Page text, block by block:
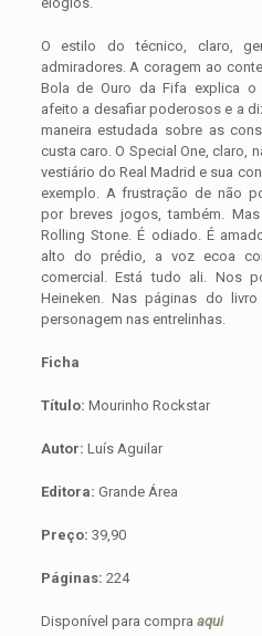
O estilo do técnico, claro,
admiradores. A coragem ao
Bola de Ouro da Fifa explica o
afeito a desafiar poderosos e a
maneira estudada sobre as
custa caro. O Special One, claro,
vestiário do Real Madrid e sua
exemplo. A frustração de não
por breves jogos, também.
Rolling Stone. É odiado. É
alto do prédio, a voz ecoa
comercial. Está tudo ali. Nos
Heineken. Nas páginas do
personagem nas entrelinhas.
Ficha
Título: Mourinho Rockstar
Autor: Luís Aguilar
Editora: Grande Área
Preço: 39,90
Páginas: 224
Disponível para compra aqui